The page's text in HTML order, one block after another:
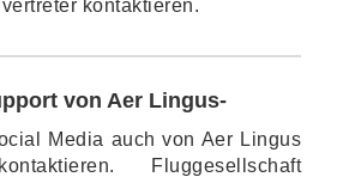
kontaktieren.
von Aer Lingus-
Media auch von Aer Lingus
Fluggesellschaft